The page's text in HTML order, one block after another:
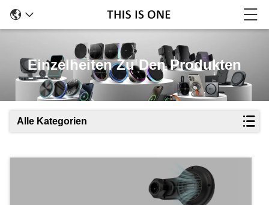
Einzelheiten Zu Den Produkten
Alle Kategorien